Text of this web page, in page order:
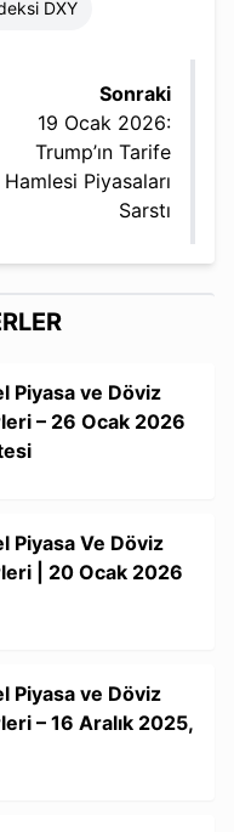
DXY
Sonraki
19 Ocak 2026:
Trump’ın Tarife
Hamlesi Piyasaları
Sarstı
Piyasa ve Döviz
– 26 Ocak 2026
Piyasa Ve Döviz
| 20 Ocak 2026
Piyasa ve Döviz
– 16 Aralık 2025,